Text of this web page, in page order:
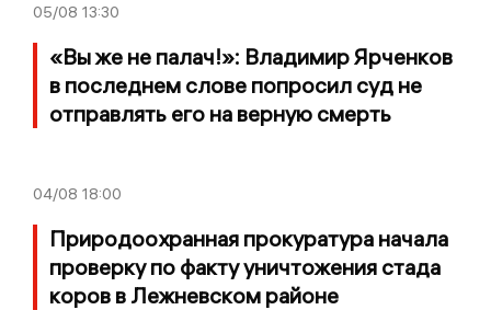
05/08 13:30
«Вы же не палач!»: Владимир Ярченков
в последнем слове попросил суд не
отправлять его на верную смерть
04/08 18:00
Природоохранная прокуратура начала
проверку по факту уничтожения стада
коров в Лежневском районе